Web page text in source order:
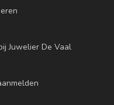
Juwelier De Vaal